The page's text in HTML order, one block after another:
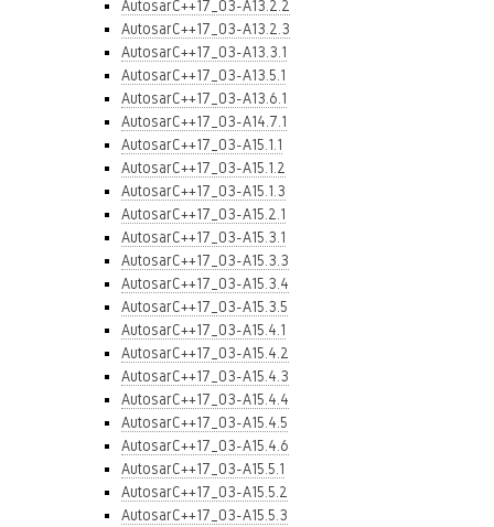
AutosarC++17_03-A13.2.2
AutosarC++17_03-A13.2.3
AutosarC++17_03-A13.3.1
AutosarC++17_03-A13.5.1
AutosarC++17_03-A13.6.1
AutosarC++17_03-A14.7.1
AutosarC++17_03-A15.1.1
AutosarC++17_03-A15.1.2
AutosarC++17_03-A15.1.3
AutosarC++17_03-A15.2.1
AutosarC++17_03-A15.3.1
AutosarC++17_03-A15.3.3
AutosarC++17_03-A15.3.4
AutosarC++17_03-A15.3.5
AutosarC++17_03-A15.4.1
AutosarC++17_03-A15.4.2
AutosarC++17_03-A15.4.3
AutosarC++17_03-A15.4.4
AutosarC++17_03-A15.4.5
AutosarC++17_03-A15.4.6
AutosarC++17_03-A15.5.1
AutosarC++17_03-A15.5.2
AutosarC++17_03-A15.5.3